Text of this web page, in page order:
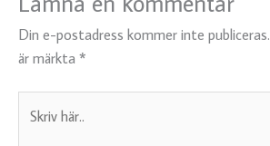
Din e-postadress kommer inte publiceras.
är märkta *
här..